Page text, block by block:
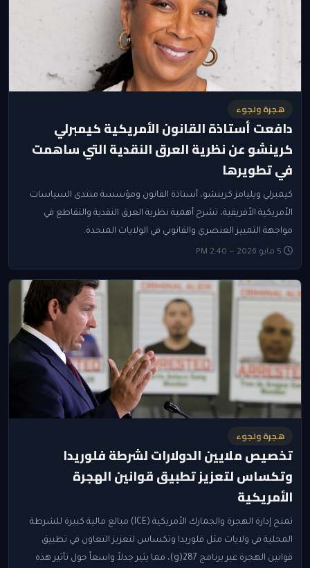
هجرة ولجوء
دافعت أستاذة القانون الأمريكية كيمبرلي
كرينشو عن نظرية العرق النقدية التي ساهمت
في تطويرها
كيمبرلي ويليامز كرينشو، أستاذة القانون ومؤسسة منتدى السياسات
الأمريكية الأفريقية، تشرح أهمية نظرية العرق النقدية والتقاطع في
مواجهة التمييز العنصري والقانوني في الولايات المتحدة.
هجرة ولجوء
تخصيص ملايين الدولارات لشرطة فلوريدا
وتكساس لتعزيز تطبيق قوانين الهجرة
الأمريكية
تمنح إدارة الهجرة والجمارك الأمريكية (ICE) مبالغ مالية كبيرة للشرطة
المحلية في ولايات مثل فلوريدا وتكساس لتعزيز التعاون في تطبيق
قوانين الهجرة عبر برنامج 287(g)، مما يثير جدلاً واسعاً حول تأثير هذه